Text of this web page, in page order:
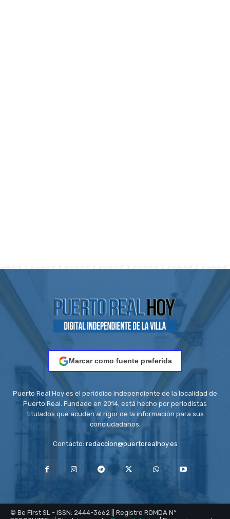
Marcar como fuente preferida
Puerto Real Hoy es el periódico independiente de la localidad de
Puerto Real. Fundado en 2014, está hecho por periodistas
titulados que acuden al rigor de la información para sus
conciudadanos.
Contacto: redaccion@puertorealhoy.es
© Be First SL - ISSN: 2444-3662 || Registro ROMDA Nº